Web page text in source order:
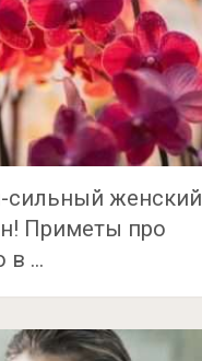
сильный женский
Приметы про
в …